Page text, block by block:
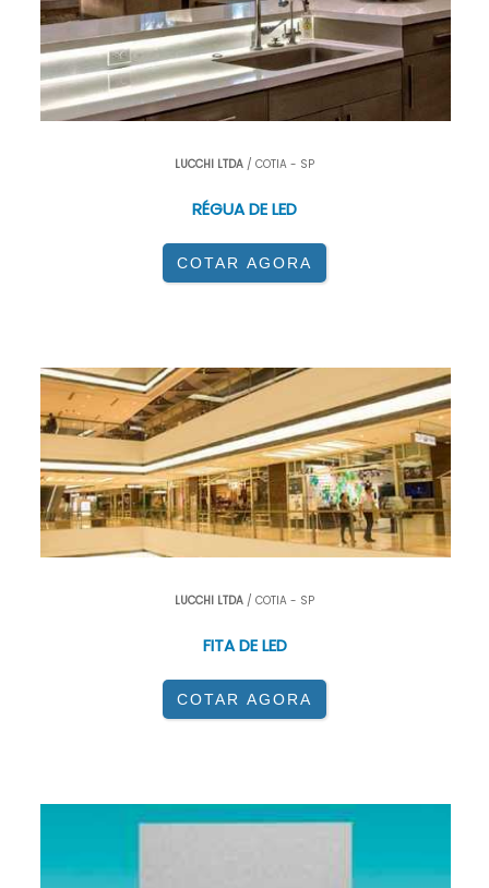
LUCCHI LTDA / COTIA - SP
RÉGUA DE LED
COTAR AGORA
LUCCHI LTDA / COTIA - SP
FITA DE LED
COTAR AGORA